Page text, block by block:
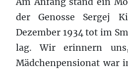
der Genosse Sergej
Dezember 1934 tot im
lag. Wir erinnern
Mädchenpensionat war